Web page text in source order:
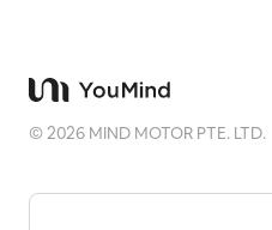
©2026 MIND MOTOR PTE. LTD.